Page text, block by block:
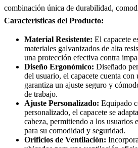
combinación única de durabilidad,
Características del Producto:
Material Resistente: El capacete
materiales galvanizados de alta
una protección efectiva contra
Diseño Ergonómico: Diseñado
del usuario, el capacete cuenta
garantiza un ajuste seguro y
de trabajo.
Ajuste Personalizado: Equipado
personalizado, el capacete se
cabeza, permitiendo a los usuarios
para su comodidad y seguridad.
Orificios de Ventilación: